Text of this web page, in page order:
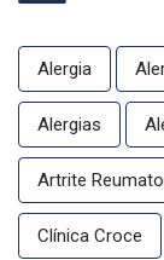
Alergia
Alergias
Artrite
Clínica Croce